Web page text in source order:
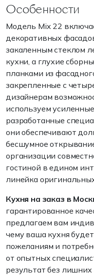
Особенности
Модель Mix 22
декоративных
закаленным стеклом
кухни, а глухие
планками из
закрепленные с
дизайнерам
используем
разработанные
они обеспечивают
бесшумное
организации
гостиной в едином
линейка
Кухня на заказ в
гарантированное
предлагаем вам
чему ваша кухня
пожеланиям и
от опытных
результат без лишних